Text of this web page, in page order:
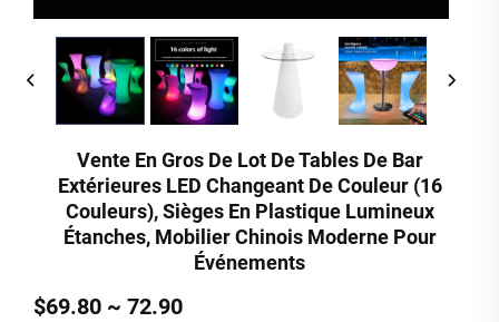
Vente En Gros De Lot De Tables De Bar
Extérieures LED Changeant De Couleur (16
Couleurs), Sièges En Plastique Lumineux
Étanches, Mobilier Chinois Moderne Pour
Événements
$69.80 ~ 72.90